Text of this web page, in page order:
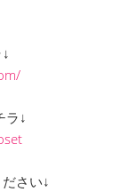
ラ↓
さい↓